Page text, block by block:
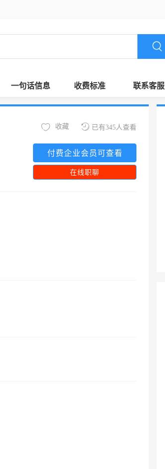
一句话信息 收费标准 联系客服
已有345人查看
收藏
付费企业会员可查看
在线职聊